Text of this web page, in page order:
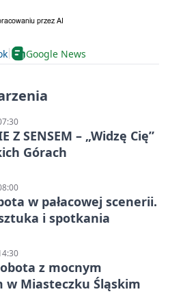
Google News
Z SENSEM – „Widzę Cię”
Górach
w pałacowej scenerii.
i spotkania
z mocnym
w Miasteczku Śląskim